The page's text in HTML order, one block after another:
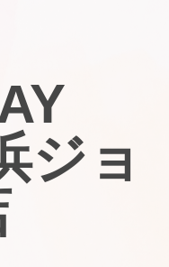
ジョ